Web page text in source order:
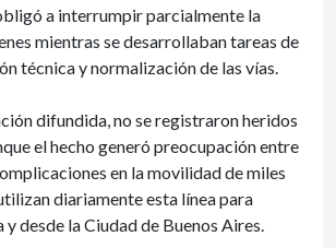
a interrumpir parcialmente la
mientras se desarrollaban tareas de
técnica y normalización de las vías.
difundida, no se registraron heridos
el hecho generó preocupación entre
en la movilidad de miles
diariamente esta línea para
desde la Ciudad de Buenos Aires.